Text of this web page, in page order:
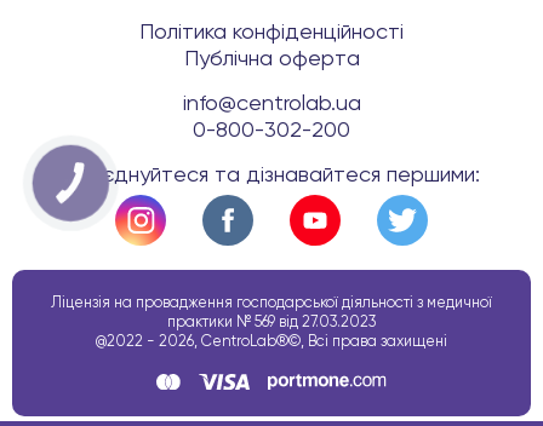
Політика конфіденційності
Публічна оферта
info@centrolab.ua
0-800-302-200
Приєднуйтеся та дізнавайтеся першими:
Ліцензія на провадження господарської діяльності з медичної
практики № 569 від 27.03.2023
@2022 - 2026, CentroLab®©, Всі права захищені
КНОПКА
ЗВ'ЯЗКУ